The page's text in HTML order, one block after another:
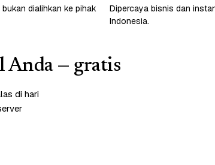
dialihkan ke pihak
Dipercaya bisnis dan
Indonesia.
Anda — gratis
di hari